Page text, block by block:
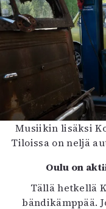
Musiikin lisäksi
Tiloissa on neljä
Oulu on
Tällä hetkellä
bändikämppää.